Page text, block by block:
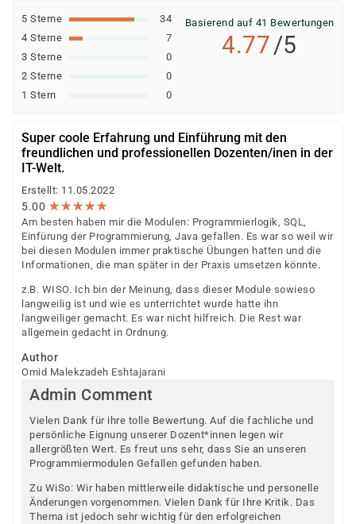
5 Sterne
34
4 Sterne
7
3 Sterne
0
2 Sterne
0
1 Stern
0
Basierend auf 41 Bewertungen
4.77/5
Super coole Erfahrung und Einführung mit den
freundlichen und professionellen Dozenten/inen in der
IT-Welt.
Erstellt: 11.05.2022
5.00 ★★★★★
★★★★★
Am besten haben mir die Modulen: Programmierlogik, SQL,
Einfürung der Programmierung, Java gefallen. Es war so weil wir
bei diesen Modulen immer praktische Übungen hatten und die
Informationen, die man später in der Praxis umsetzen könnte.
z.B. WISO. Ich bin der Meinung, dass dieser Module sowieso
langweilig ist und wie es unterrichtet wurde hatte ihn
langweiliger gemacht. Es war nicht hilfreich. Die Rest war
allgemein gedacht in Ordnung.
Author
Omid Malekzadeh Eshtajarani
Admin Comment
Vielen Dank für ihre tolle Bewertung. Auf die fachliche und
persönliche Eignung unserer Dozent*innen legen wir
allergrößten Wert. Es freut uns sehr, dass Sie an unseren
Programmiermodulen Gefallen gefunden haben.
Zu WiSo: Wir haben mittlerweile didaktische und personelle
Änderungen vorgenommen. Vielen Dank für Ihre Kritik. Das
Thema ist jedoch sehr wichtig für den erfolgreichen